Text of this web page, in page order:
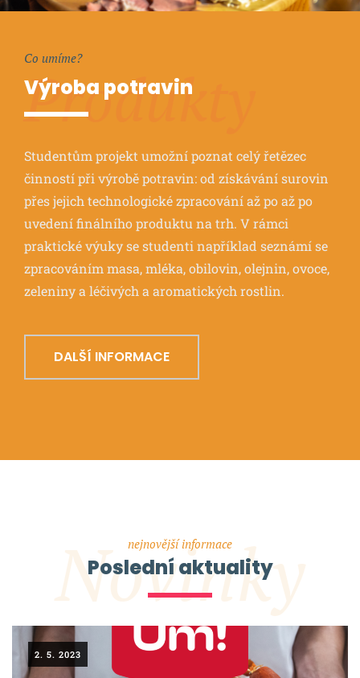
Produkty
Co umíme?
Výroba potravin
Studentům projekt umožní poznat celý řetězec
činností při výrobě potravin: od získávání surovin
přes jejich technologické zpracování až po až po
uvedení finálního produktu na trh. V rámci
praktické výuky se studenti například seznámí se
zpracováním masa, mléka, obilovin, olejnin, ovoce,
zeleniny a léčivých a aromatických rostlin.
DALŠÍ INFORMACE
Novinky
nejnovější informace
Poslední aktuality
2. 5. 2023